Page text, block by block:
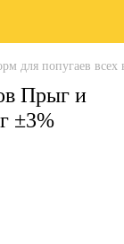
для попугаев
Прыг и
±3%